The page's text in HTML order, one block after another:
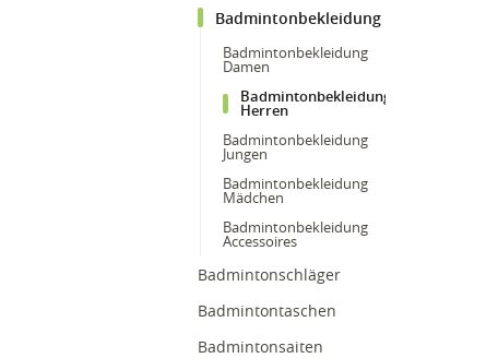
Badmintonbekleidung
Badmintonbekleidung
Damen
Badmintonbekleidung
Herren
Badmintonbekleidung
Jungen
Badmintonbekleidung
Mädchen
Badmintonbekleidung
Accessoires
Badmintonschläger
Badmintontaschen
Badmintonsaiten